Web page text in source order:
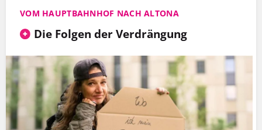
VOM HAUPTBAHNHOF NACH ALTONA
Die Folgen der Verdrängung